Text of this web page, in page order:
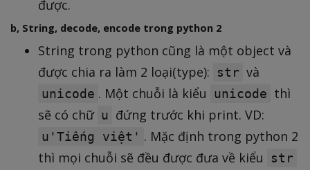
được.
b, String, decode, encode trong python 2
String trong python cũng là một object và
được chia ra làm 2 loại(type):
str và
unicode . Một chuỗi là kiểu unicode thì
sẽ có chữ u đứng trước khi print. VD:
u'Tiếng việt' . Mặc định trong python 2
thì mọi chuỗi sẽ đều được đưa về kiểu
str